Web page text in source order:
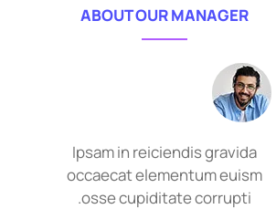
ABOUT OUR MANAGER
Ipsam in reiciendis gravida
occaecat elementum euism
osse cupiditate corrupti.